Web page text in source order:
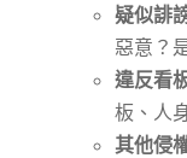
疑似誹
惡意？
違反看
板、人
其他侵